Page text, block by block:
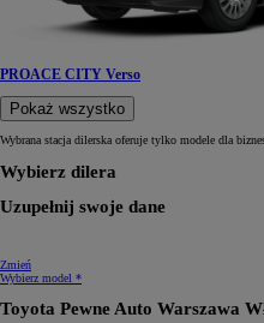
PROACE CITY Verso
Pokaż wszystko
Wybrana stacja dilerska oferuje tylko modele dla
Wybierz dilera
Uzupełnij swoje dane
Zmień
Wybierz model *
Toyota Pewne Auto Warszawa